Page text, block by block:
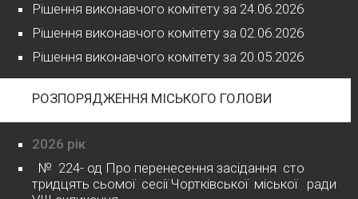
Рішення виконавчого комітету за 24.06.2026
Рішення виконавчого комітету за 02.06.2026
Рішення виконавчого комітету за 20.05.2026
РОЗПОРЯДЖЕННЯ МІСЬКОГО ГОЛОВИ
2026 рік
№ 224- од Про перенесення засідання сто
тридцять сьомої сесії Чортківської міської ради